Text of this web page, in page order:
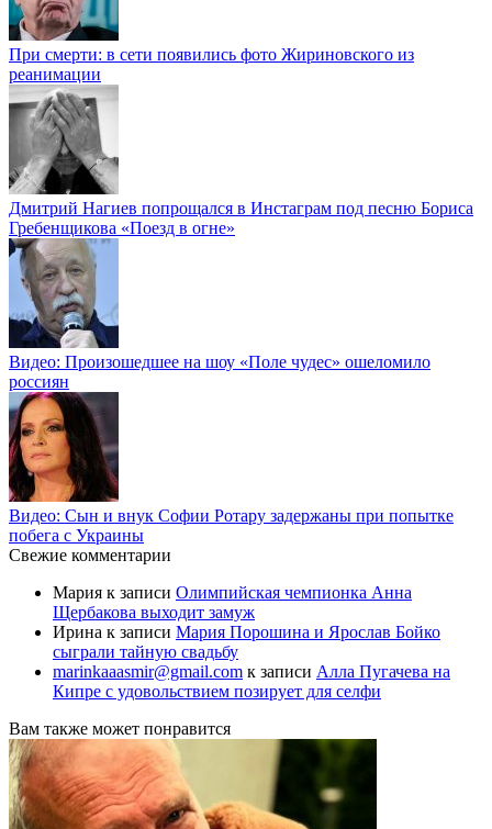
При смерти: в сети появились фото Жириновского из
реанимации
Дмитрий Нагиев попрощался в Инстаграм под песню Бориса
Гребенщикова «Поезд в огне»
Видео: Произошедшее на шоу «Поле чудес» ошеломило
россиян
Видео: Сын и внук Софии Ротару задержаны при попытке
побега с Украины
Свежие комментарии
Мария к записи Олимпийская чемпионка Анна
Щербакова выходит замуж
Ирина к записи Мария Порошина и Ярослав Бойко
сыграли тайную свадьбу
marinkaaasmir@gmail.com к записи Алла Пугачева на
Кипре с удовольствием позирует для селфи
Вам также может понравится